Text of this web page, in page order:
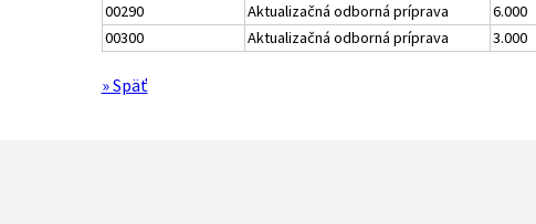
00290
Aktualizačná odborná príprava 6.000
00300
Aktualizačná odborná príprava 3.000
» Späť